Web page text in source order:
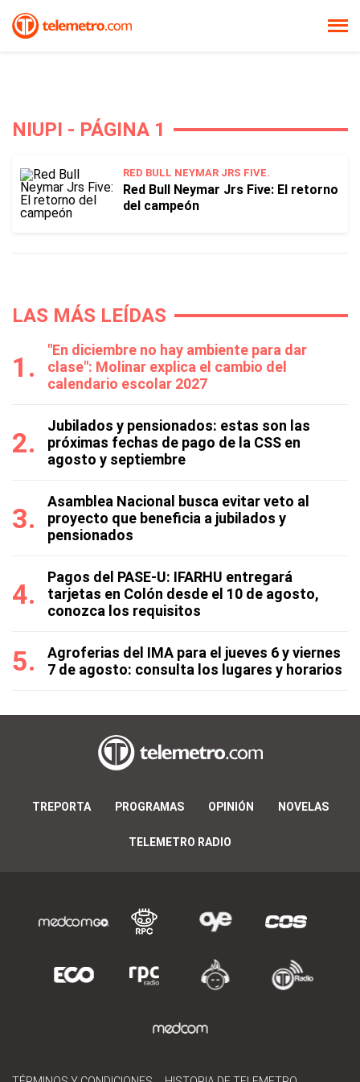
NIUPI - PÁGINA 1
RED BULL NEYMAR JRS FIVE.
Red Bull Neymar Jrs Five: El retorno
del campeón
LAS MÁS LEÍDAS
"En diciembre no hay ambiente para dar
clase": Molinar explica el cambio del
calendario escolar 2027
Jubilados y pensionados: estas son las
próximas fechas de pago de la CSS en
agosto y septiembre
Asamblea Nacional busca evitar veto al
proyecto que beneficia a jubilados y
pensionados
Pagos del PASE-U: IFARHU entregará
tarjetas en Colón desde el 10 de agosto,
conozca los requisitos
Agroferias del IMA para el jueves 6 y viernes
7 de agosto: consulta los lugares y horarios
TREPORTA PROGRAMAS OPINIÓN NOVELAS
TELEMETRO RADIO